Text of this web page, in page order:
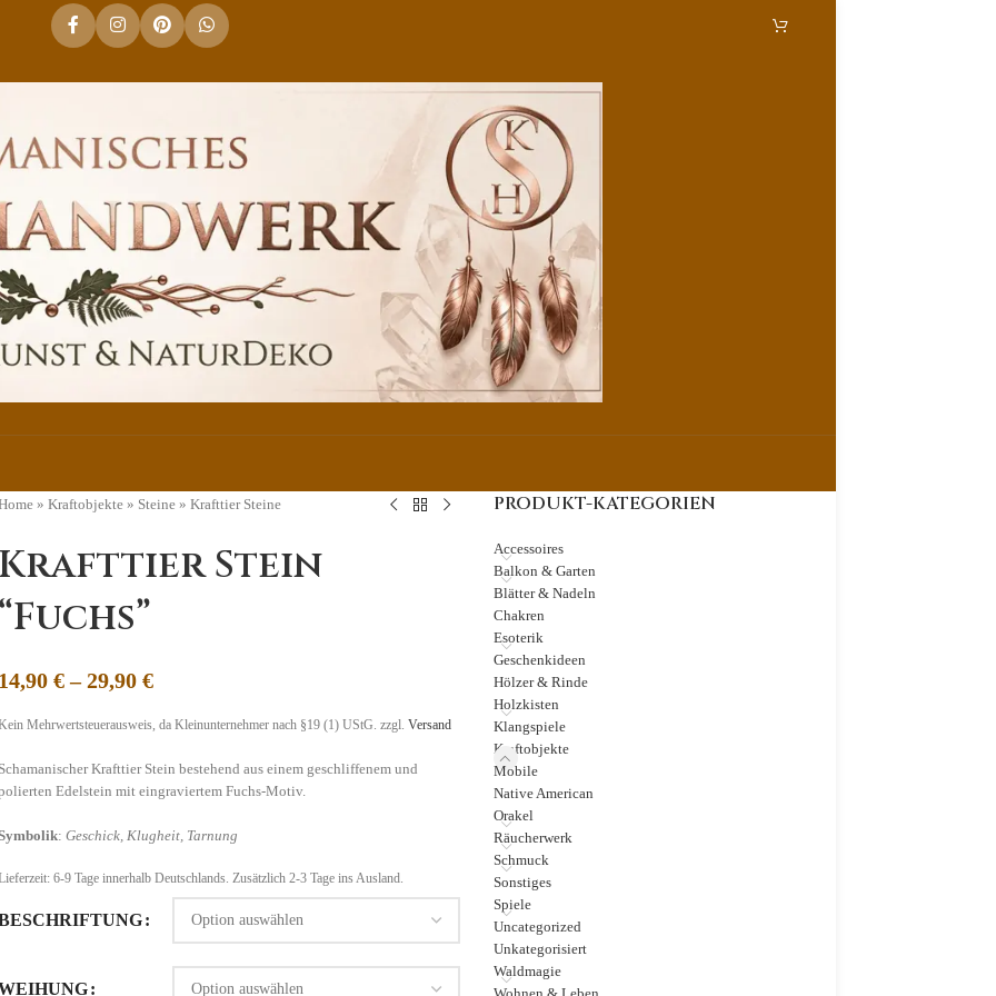
»Kraftobjekte » Steine »Krafttier Steine
Krafttier Stein
“Fuchs”
14,90€–29,90€
Mehrwertsteuerausweis, da Kleinunternehmer nach §19 (1) UStG. zzgl.Versand
Schamanischer Krafttier Stein bestehend aus einem geschliffenem und
Edelstein mit eingraviertem Fuchs-Motiv.
: Geschick, Klugheit, Tarnung
6-9 Tage innerhalb Deutschlands. Zusätzlich 2-3 Tage ins Ausland.
PRODUKT-KATEGORIEN
Accessoires
Balkon & Garten
Blätter & Nadeln
Chakren
Esoterik
Geschenkideen
Hölzer & Rinde
Holzkisten
Klangspiele
Kraftobjekte
Mobile
Native American
Orakel
Räucherwerk
Schmuck
Sonstiges
Spiele
Uncategorized
Unkategorisiert
Waldmagie